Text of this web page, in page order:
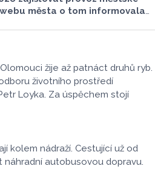
města o tom informovala
Chalupová. O vypsání veřejné
schůzi rozhodli radní.
chce město uzavřít na deset
žije až patnáct druhů ryb.
životního prostředí
Loyka. Za úspěchem stojí
kolem nádraží. Cestující už od
autobusovou dopravu.